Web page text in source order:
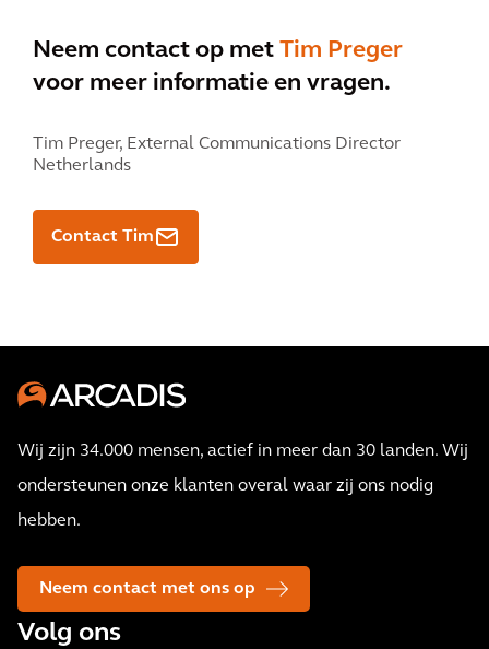
Neem contact op met Tim Preger
voor meer informatie en vragen.
Tim Preger, External Communications Director
Netherlands
Contact Tim
Wij zijn 34.000 mensen, actief in meer dan 30 landen. Wij
ondersteunen onze klanten overal waar zij ons nodig
hebben.
Neem contact met ons op
Volg ons